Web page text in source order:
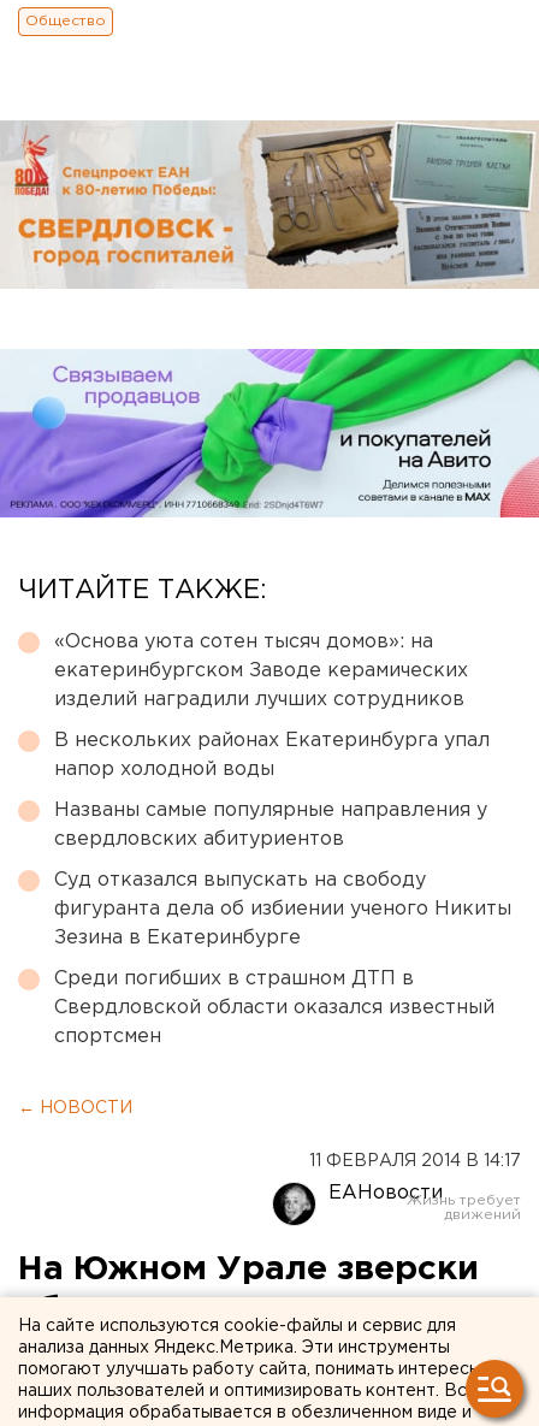
Общество
ЧИТАЙТЕ ТАКЖЕ:
«Основа уюта сотен тысяч домов»: на
екатеринбургском Заводе керамических
изделий наградили лучших сотрудников
В нескольких районах Екатеринбурга упал
напор холодной воды
Названы самые популярные направления у
свердловских абитуриентов
Суд отказался выпускать на свободу
фигуранта дела об избиении ученого Никиты
Зезина в Екатеринбурге
Среди погибших в страшном ДТП в
Свердловской области оказался известный
спортсмен
← НОВОСТИ
11 ФЕВРАЛЯ 2014 В 14:17
ЕАНовости
На Южном Урале зверски
Убитых на Южном Урале супругов нашли
завернутыми в покрывала.
На сайте используются cookie-файлы и сервис для
анализа данных Яндекс.Метрика. Эти инструменты
помогают улучшать работу сайта, понимать интересы
наших пользователей и оптимизировать контент. Вся
информация обрабатывается в обезличенном виде и